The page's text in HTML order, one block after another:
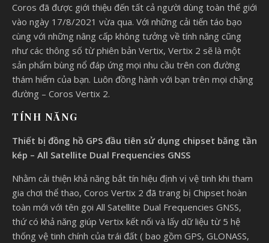
Coros đã được giới thiệu đến tất cả người dùng toàn thế giới
vào ngày 17/8/2021 vừa qua. Với những cải tiến táo bạo
cùng với những nâng cấp không tưởng về tính năng cũng
như các thông số từ phiên bản Vertix, Vertix 2 sẽ là một
sản phẩm bùng nổ đáp ứng mọi nhu cầu trên con đường
thám hiểm của bạn. Luôn đồng hành với bạn trên mọi chặng
đường – Coros Vertix 2.
TÍNH NĂNG
Thiết bị đồng hồ GPS đầu tiên sử dụng chipset băng tần
kép – All Satellite Dual Frequencies GNSS
Nhằm cải thiện khả năng bắt tín hiệu định vị vệ tinh khi tham
gia chơi thể thao, Coros Vertix 2 đã trang bị Chipset hoàn
toàn mới với tên gọi All Satellite Dual Frequencies GNSS,
thứ có khả năng giúp Vertix kết nối và lấy dữ liệu từ 5 hệ
thống vệ tinh chính của trái đất ( bao gồm GPS, GLONASS,